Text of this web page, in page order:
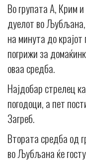
Во групата А, Крим
дуелот во
на минута до
погрижи за
оваа средба.
Најдобар стрелец
погодоци, а пет
Загреб.
Втората средба од
во Љубљана ќе